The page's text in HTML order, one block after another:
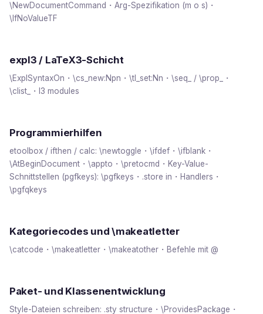
\NewDocumentCommand・Arg-Spezifikation (m o s)・
\IfNoValueTF
expl3 / LaTeX3-Schicht
\ExplSyntaxOn・\cs_new:Npn・\tl_set:Nn・\seq_ / \prop_・
\clist_・l3 modules
Programmierhilfen
etoolbox / ifthen / calc: \newtoggle・\ifdef・\ifblank・
\AtBeginDocument・\appto・\pretocmd・Key-Value-
Schnittstellen (pgfkeys): \pgfkeys・.store in・Handlers・
\pgfqkeys
Kategoriecodes und \makeatletter
\catcode・\makeatletter・\makeatother・Befehle mit @
Paket- und Klassenentwicklung
Style-Dateien schreiben: .sty structure・\ProvidesPackage・